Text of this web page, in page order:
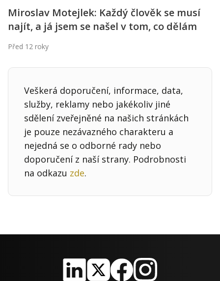
Přihlášení
Kontakt
Obchodní podmínky
Hledaná fráze Hledat
Miroslav Motejlek: Každý člověk se musí
najít, a já jsem se našel v tom, co dělám
Před 12 roky
Veškerá doporučení, informace, data,
služby, reklamy nebo jakékoliv jiné
sdělení zveřejněné na našich stránkách
je pouze nezávazného charakteru a
nejedná se o odborné rady nebo
doporučení z naší strany. Podrobnosti
na odkazu zde.